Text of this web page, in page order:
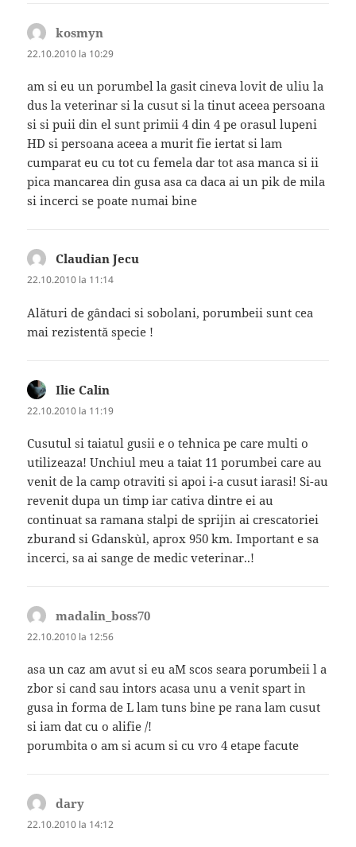
kosmyn
22.10.2010 la 10:29
am si eu un porumbel la gasit cineva lovit de uliu la
dus la veterinar si la cusut si la tinut aceea persoana
si si puii din el sunt primii 4 din 4 pe orasul lupeni
HD si persoana aceea a murit fie iertat si lam
cumparat eu cu tot cu femela dar tot asa manca si ii
pica mancarea din gusa asa ca daca ai un pik de mila
si incerci se poate numai bine
Claudian Jecu
22.10.2010 la 11:14
Alături de gândaci si sobolani, porumbeii sunt cea
mai rezistentă specie !
Ilie Calin
22.10.2010 la 11:19
Cusutul si taiatul gusii e o tehnica pe care multi o
utilizeaza! Unchiul meu a taiat 11 porumbei care au
venit de la camp otraviti si apoi i-a cusut iarasi! Si-au
revenit dupa un timp iar cativa dintre ei au
continuat sa ramana stalpi de sprijin ai crescatoriei
zburand si Gdansk`ul, aprox 950 km. Important e sa
incerci, sa ai sange de medic veterinar..!
madalin_boss70
22.10.2010 la 12:56
asa un caz am avut si eu aM scos seara porumbeii l a
zbor si cand sau intors acasa unu a venit spart in
gusa in forma de L lam tuns bine pe rana lam cusut
si iam dat cu o alifie /!
porumbita o am si acum si cu vro 4 etape facute
dary
22.10.2010 la 14:12